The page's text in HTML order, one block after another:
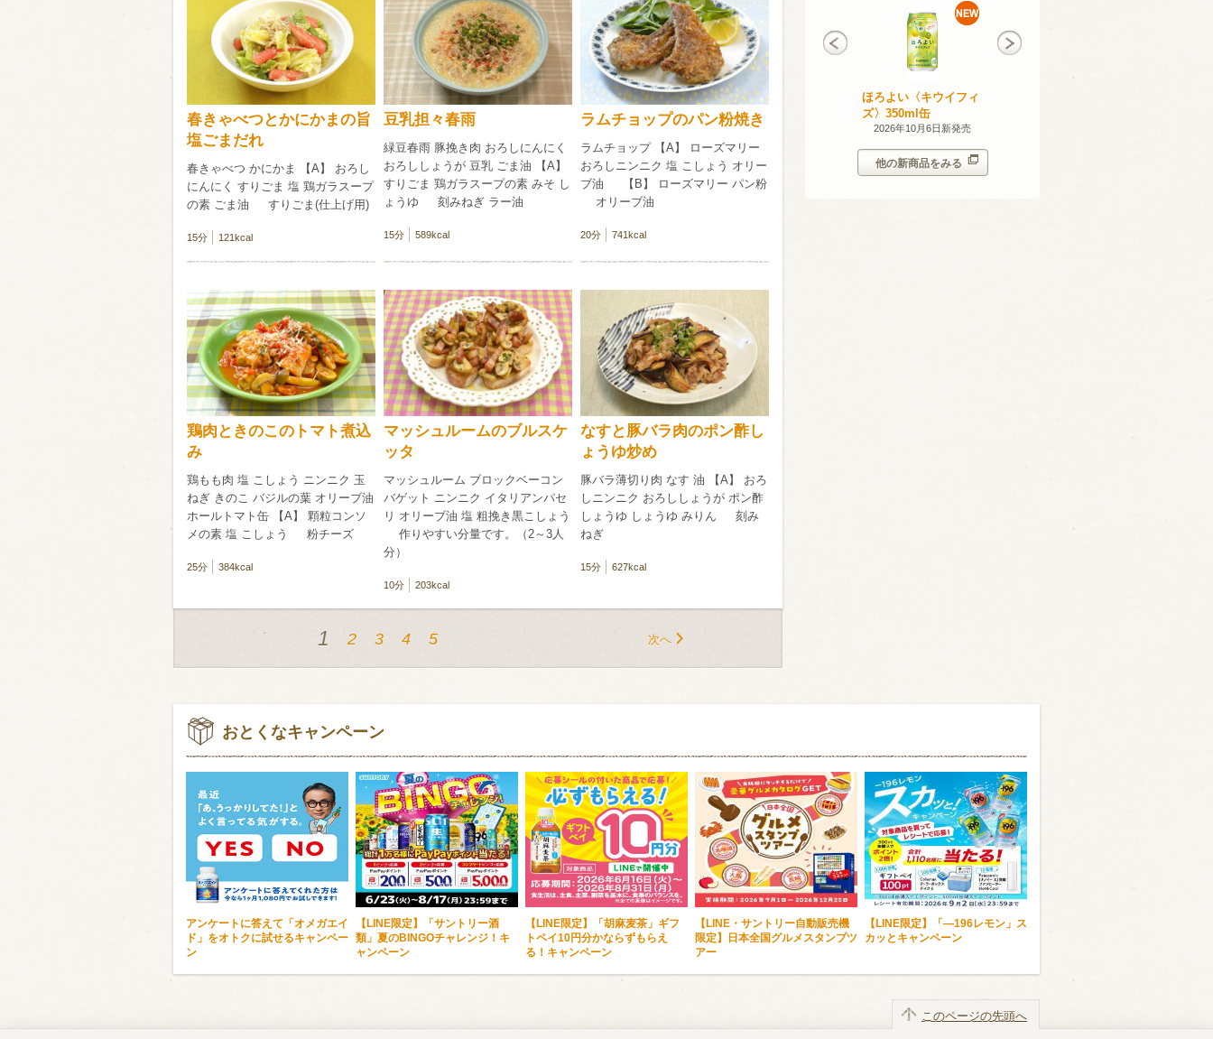
春きゃべつとかにかまの旨
塩ごまだれ
春きゃべつ かにかま 【A】 おろし
にんにく すりごま 塩 鶏ガラスープ
の素 ごま油 すりごま(仕上げ用)
15分 121kcal
豆乳担々春雨
緑豆春雨 豚挽き肉 おろしにんにく
おろししょうが 豆乳 ごま油 【A】
すりごま 鶏ガラスープの素 みそ し
ょうゆ 刻みねぎ ラー油
15分 589kcal
ラムチョップのパン粉焼き
ラムチョップ 【A】 ローズマリー
おろしニンニク 塩 こしょう オリー
ブ油 【B】 ローズマリー パン粉
オリーブ油
20分 741kcal
鶏肉ときのこのトマト煮込
み
鶏もも肉 塩 こしょう ニンニク 玉
ねぎ きのこ バジルの葉 オリーブ油
ホールトマト缶 【A】 顆粒コンソ
メの素 塩 こしょう 粉チーズ
25分 384kcal
マッシュルームのブルスケ
ッタ
マッシュルーム ブロックベーコン
バゲット ニンニク イタリアンパセ
リ オリーブ油 塩 粗挽き黒こしょう
作りやすい分量です。（2～3人
分）
10分 203kcal
なすと豚バラ肉のポン酢し
ょうゆ炒め
豚バラ薄切り肉 なす 油 【A】 おろ
しニンニク おろししょうが ポン酢
しょうゆ しょうゆ みりん 刻み
ねぎ
15分 627kcal
次へ
1 2 3 4 5
ほろよい〈キウイフィ
ズ〉350ml缶
2026年10月6日新発売
信州富士見町産 甲州
ブリュット 2023
750ml瓶
2026年7月14日新発売
他の新商品をみる
おとくなキャンペーン
アンケートに答えて「オメガエイ
ド」をオトクに試せるキャンペー
ン
【LINE限定】「サントリー酒
類」夏のBINGOチャレンジ！キ
ャンペーン
【LINE限定】「胡麻麦茶」ギフ
トペイ10円分かならずもらえ
る！キャンペーン
【LINE・サントリー自動販売機
限定】日本全国グルメスタンプツ
アー
【LINE限定】「―196レモン」ス
カッとキャンペーン
このページの先頭へ